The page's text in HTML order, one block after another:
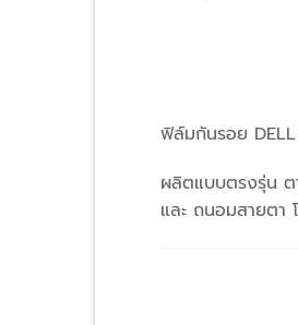
ฟิล์มกันรอย
ผลิตแบบตรงรุ่น ต
และ ถนอมสายต